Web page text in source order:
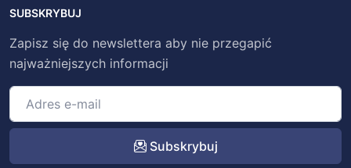
SUBSKRYBUJ
Zapisz się do newslettera aby nie przegapić
najważniejszych informacji
Subskrybuj